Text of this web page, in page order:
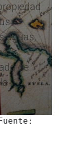
aguas,
de